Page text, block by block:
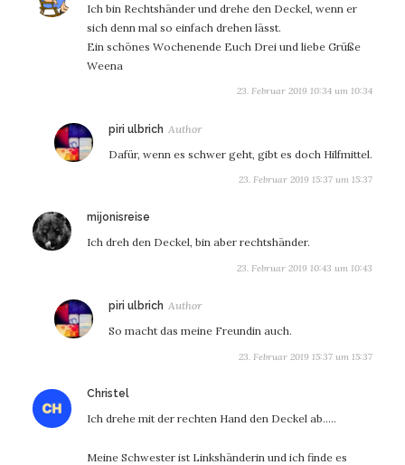
Ich bin Rechtshänder und drehe den Deckel, wenn er
sich denn mal so einfach drehen lässt.
Ein schönes Wochenende Euch Drei und liebe Grüße
Weena
23. Februar 2019 10:34 um 10:34
piri ulbrich sagt:
Dafür, wenn es schwer geht, gibt es doch Hilfmittel.
23. Februar 2019 15:37 um 15:37
mijonisreise
Ich dreh den Deckel, bin aber rechtshänder.
23. Februar 2019 10:43 um 10:43
piri ulbrich sagt:
So macht das meine Freundin auch.
23. Februar 2019 15:37 um 15:37
Christelsagt:
Ich drehe mit der rechten Hand den Deckel ab…..
Meine Schwester ist Linkshänderin und ich finde es